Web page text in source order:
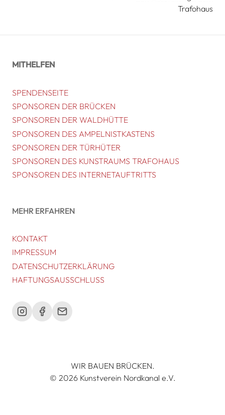
Trafohaus
MITHELFEN
SPENDENSEITE
SPONSOREN DER BRÜCKEN
SPONSOREN DER WALDHÜTTE
SPONSOREN DES AMPELNISTKASTENS
SPONSOREN DER TÜRHÜTER
SPONSOREN DES KUNSTRAUMS TRAFOHAUS
SPONSOREN DES INTERNETAUFTRITTS
MEHR ERFAHREN
KONTAKT
IMPRESSUM
DATENSCHUTZERKLÄRUNG
HAFTUNGSAUSSCHLUSS
WIR BAUEN BRÜCKEN.
© 2026 Kunstverein Nordkanal e.V.